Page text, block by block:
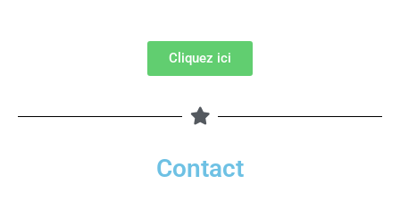
Cliquez ici
Contact